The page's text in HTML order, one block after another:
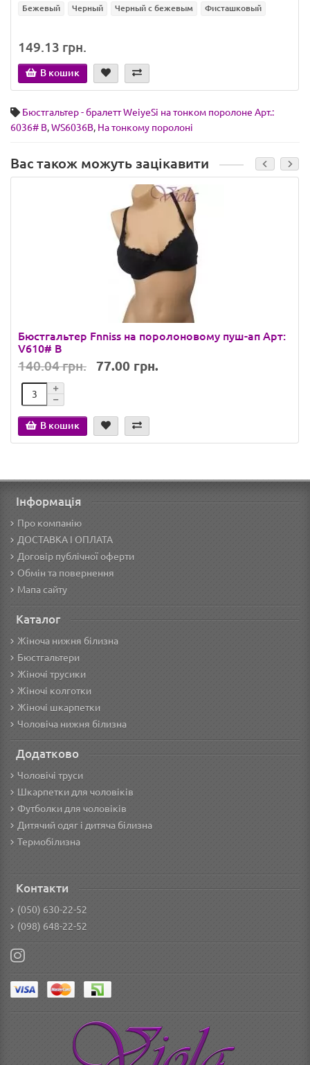
Бежевый Черный Черный с бежевым Фисташковый
149.13 грн.
В кошик
Бюстгальтер - бралетт WeiyeSi на тонком поролоне Арт.:
6036# B,WS6036B, На тонкому поролоні
Вас також можуть зацікавити
Бюстгальтер Fnniss на поролоновому пуш-ап Арт:
V610# B
140.04 грн. 77.00 грн.
В кошик
Інформація
Про компанію
ДОСТАВКА І ОПЛАТА
Договір публічної оферти
Обмін та повернення
Мапа сайту
Каталог
Жіноча нижня білизна
Бюстгальтери
Жіночі трусики
Жіночі колготки
Жіночі шкарпетки
Чоловіча нижня білизна
Додатково
Чоловічі труси
Шкарпетки для чоловіків
Футболки для чоловіків
Дитячий одяг і дитяча білизна
Термобілизна
Контакти
(050) 630-22-52
(098) 648-22-52